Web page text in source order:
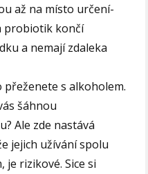
až na místo určení-
probiotik končí
a nemají zdaleka
s alkoholem.
šáhnou
Ale zde nastává
jejich užívání spolu
je rizikové. Sice si